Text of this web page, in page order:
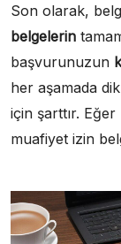
Son olarak,
belgelerin
başvurunuzun
her aşamada
için şarttır. Eğer
muafiyet izin